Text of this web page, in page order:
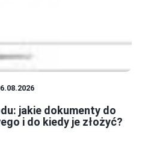
jakie dokumenty do
i do kiedy je złożyć?